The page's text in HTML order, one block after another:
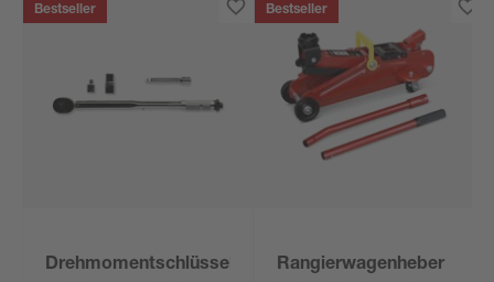
Bestseller
Drehmomentschlüssel
Bestseller
Rangierwagenheber